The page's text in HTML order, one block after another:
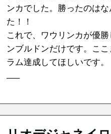
ンカでした。勝ったのは
た！！
これで、ワウリンカが優
ンブルドンだけです。こ
ラム達成してほしいです。
—–